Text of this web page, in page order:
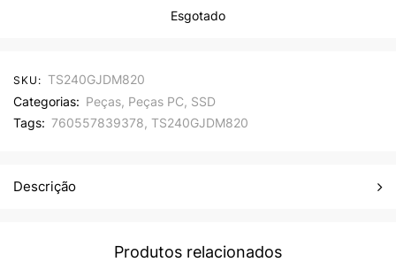
Esgotado
SKU: TS240GJDM820
Categorias: Peças, Peças PC, SSD
Tags: 760557839378, TS240GJDM820
Descrição
Produtos relacionados